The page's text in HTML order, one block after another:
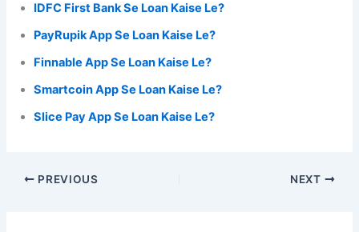
IDFC First Bank Se Loan Kaise Le?
PayRupik App Se Loan Kaise Le?
Finnable App Se Loan Kaise Le?
Smartcoin App Se Loan Kaise Le?
Slice Pay App Se Loan Kaise Le?
PREVIOUS NEXT